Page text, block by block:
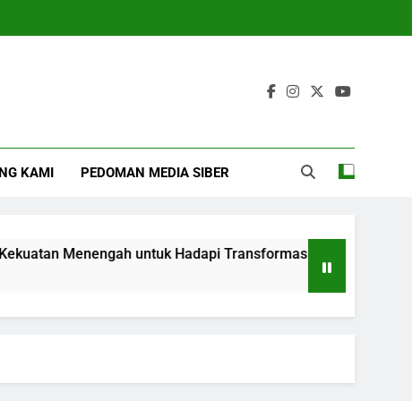
KAMI PEDOMAN MEDIA SIBER
Menengah untuk Hadapi Transformasi Global